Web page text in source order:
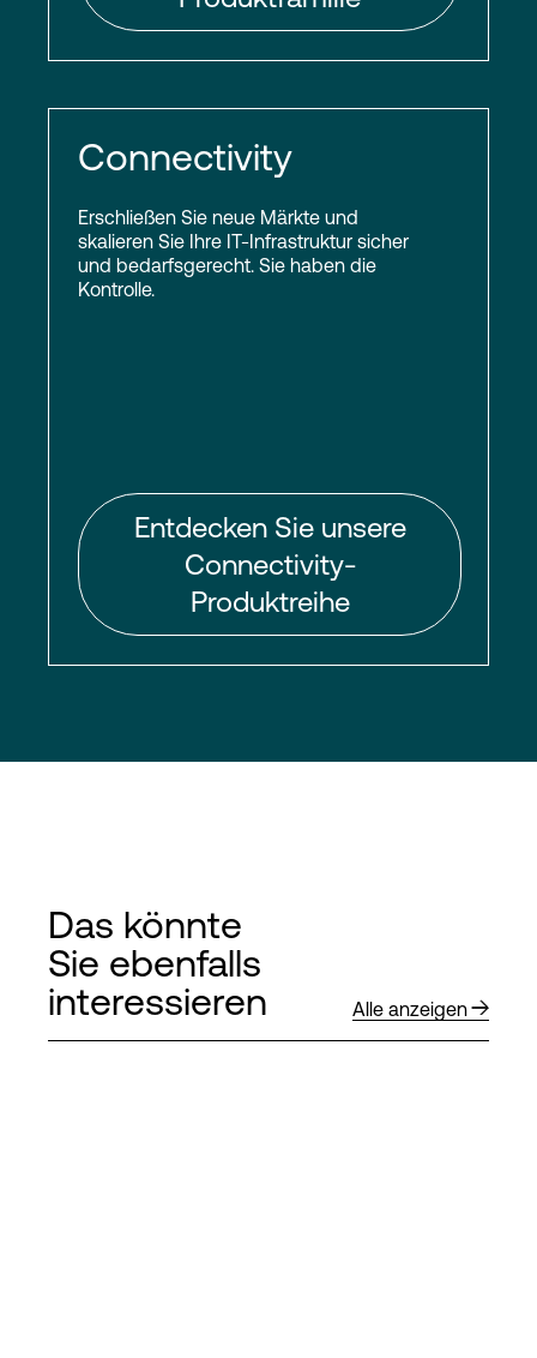
Connectivity
Erschließen Sie neue Märkte und
skalieren Sie Ihre IT-Infrastruktur sicher
und bedarfsgerecht. Sie haben die
Kontrolle.
Entdecken Sie unsere
Connectivity-
Produktreihe
Das könnte
Sie ebenfalls
interessieren
Alle anzeigen